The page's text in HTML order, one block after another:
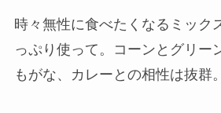
時々無性に食べたくなるミック
っぷり使って。コーンとグリー
もがな、カレーとの相性は抜群。